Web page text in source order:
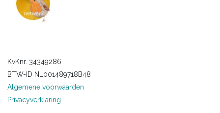
KvKnr. 34349286
BTW-ID NL001489718B48
Algemene voorwaarden
Privacyverklaring